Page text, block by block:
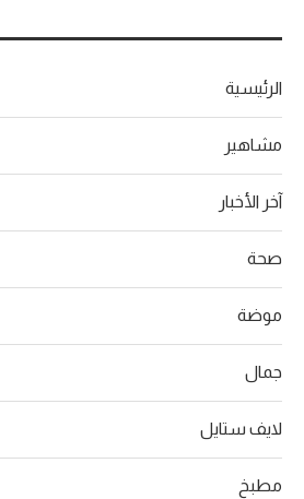
الرئيسية
مشاهير
آخر الأخبار
صحة
موضة
جمال
لايف ستايل
مطبخ